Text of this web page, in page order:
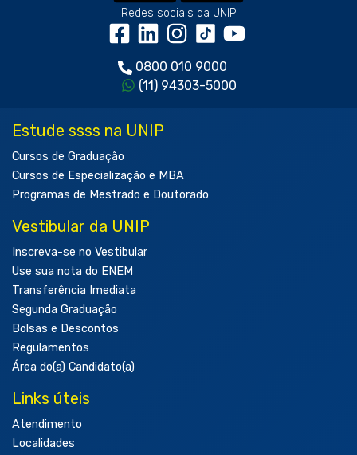
Redes sociais da UNIP
0800 010 9000
(11) 94303-5000
Estude ssss na UNIP
Cursos de Graduação
Cursos de Especialização e MBA
Programas de Mestrado e Doutorado
Vestibular da UNIP
Inscreva-se no Vestibular
Use sua nota do ENEM
Transferência Imediata
Segunda Graduação
Bolsas e Descontos
Regulamentos
Área do(a) Candidato(a)
Links úteis
Atendimento
Localidades